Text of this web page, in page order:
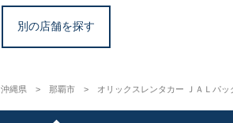
別の店舗を探す
沖縄県 那覇市 オリックスレンタカー ＪＡＬパ